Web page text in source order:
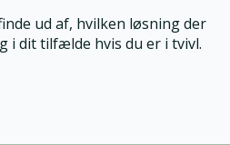
ud af, hvilken løsning der
i dit tilfælde hvis du er i tvivl.